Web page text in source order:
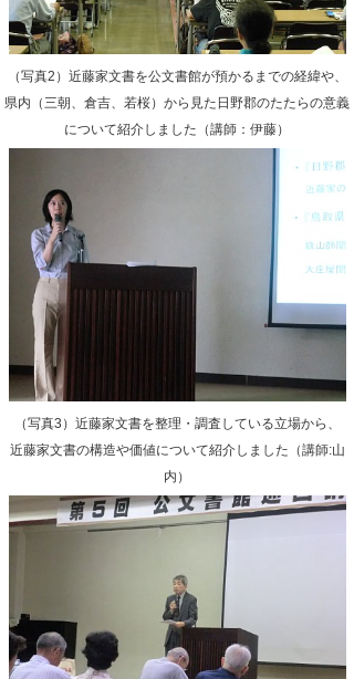
（写真2）近藤家文書を公文書館が預かるまでの経緯や、
県内（三朝、倉吉、若桜）から見た日野郡のたたらの意義
について紹介しました（講師：伊藤）
（写真3）近藤家文書を整理・調査している立場から、
近藤家文書の構造や価値について紹介しました（講師:山
内）